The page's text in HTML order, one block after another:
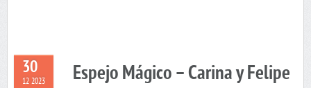
30
12 2023 Espejo Mágico – Carina y Felipe